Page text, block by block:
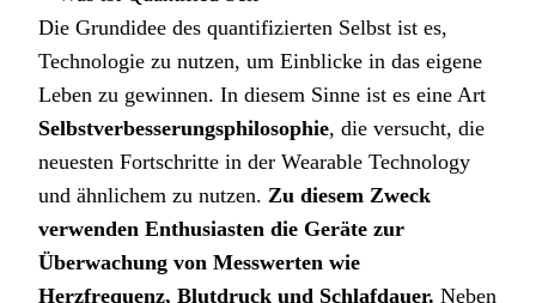
Die Grundidee des quantifizierten Selbst ist es,
Technologie zu nutzen, um Einblicke in das eigene
Leben zu gewinnen. In diesem Sinne ist es eine Art
Selbstverbesserungsphilosophie, die versucht, die
neuesten Fortschritte in der Wearable Technology
und ähnlichem zu nutzen. Zu diesem Zweck
verwenden Enthusiasten die Geräte zur
Überwachung von Messwerten wie
Herzfrequenz, Blutdruck und Schlafdauer. Neben